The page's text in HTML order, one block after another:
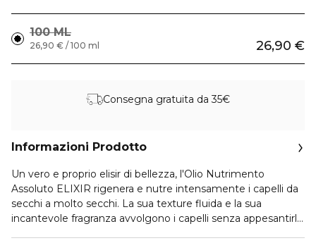
100 ML
26,90 €
26,90 € / 100 ml
Consegna gratuita da 35€
Informazioni Prodotto
Un vero e proprio elisir di bellezza, l'Olio Nutrimento
Assoluto ELIXIR rigenera e nutre intensamente i capelli da
secchi a molto secchi. La sua texture fluida e la sua
incantevole fragranza avvolgono i capelli senza appesantirli.